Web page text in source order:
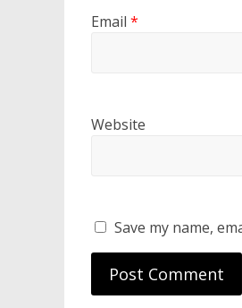
Email *
Website
Save my name,